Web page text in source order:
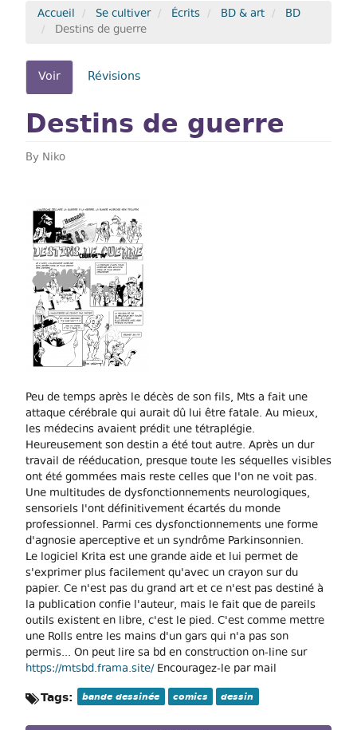
Accueil Se cultiver Écrits BD & art
BD
Destins de guerre
Onglets
principaux
Voir (onglet
actif)
Révisions
Destins de guerre
By Niko
Peu de temps après le décès de son fils, Mts a fait une
attaque cérébrale qui aurait dû lui être fatale. Au mieux,
les médecins avaient prédit une tétraplégie.
Heureusement son destin a été tout autre. Après un dur
travail de rééducation, presque toute les séquelles visibles
ont été gommées mais reste celles que l'on ne voit pas.
Une multitudes de dysfonctionnements neurologiques,
sensoriels l'ont définitivement écartés du monde
professionnel. Parmi ces dysfonctionnements une forme
d'agnosie aperceptive et un syndrôme Parkinsonnien.
Le logiciel Krita est une grande aide et lui permet de
s'exprimer plus facilement qu'avec un crayon sur du
papier. Ce n'est pas du grand art et ce n'est pas destiné à
la publication confie l'auteur, mais le fait que de pareils
outils existent en libre, c'est le pied. C'est comme mettre
une Rolls entre les mains d'un gars qui n'a pas son
permis... On peut lire sa bd en construction on-line sur
https://mtsbd.frama.site/Encouragez-le par mail
Tags: bande dessinée comics dessin